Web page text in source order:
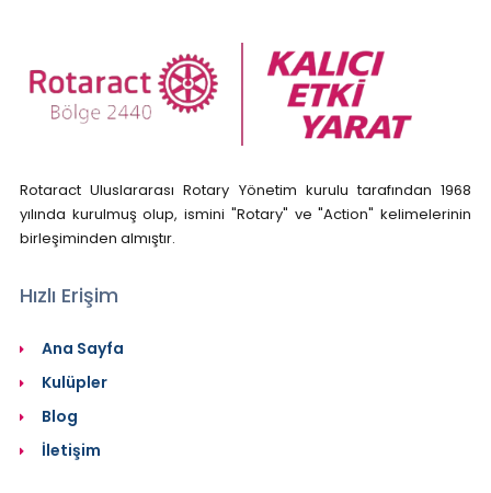
Rotaract Uluslararası Rotary Yönetim kurulu tarafından 1968
yılında kurulmuş olup, ismini "Rotary" ve "Action" kelimelerinin
birleşiminden almıştır.
Hızlı Erişim
Ana Sayfa
Kulüpler
Blog
İletişim